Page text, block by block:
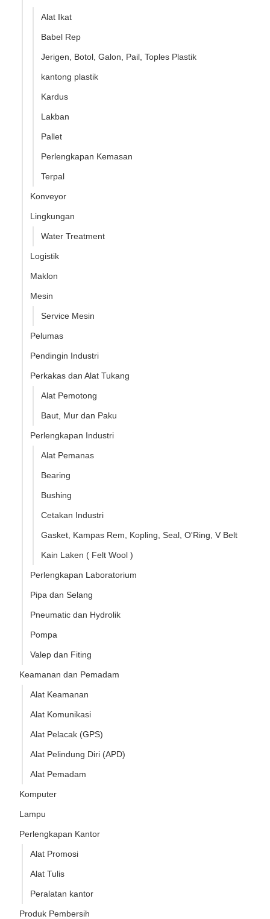
Alat Ikat
Babel Rep
Jerigen, Botol, Galon, Pail, Toples Plastik
kantong plastik
Kardus
Lakban
Pallet
Perlengkapan Kemasan
Terpal
Konveyor
Lingkungan
Water Treatment
Logistik
Maklon
Mesin
Service Mesin
Pelumas
Pendingin Industri
Perkakas dan Alat Tukang
Alat Pemotong
Baut, Mur dan Paku
Perlengkapan Industri
Alat Pemanas
Bearing
Bushing
Cetakan Industri
Gasket, Kampas Rem, Kopling, Seal, O'Ring, V Belt
Kain Laken ( Felt Wool )
Perlengkapan Laboratorium
Pipa dan Selang
Pneumatic dan Hydrolik
Pompa
Valep dan Fiting
Keamanan dan Pemadam
Alat Keamanan
Alat Komunikasi
Alat Pelacak (GPS)
Alat Pelindung Diri (APD)
Alat Pemadam
Komputer
Lampu
Perlengkapan Kantor
Alat Promosi
Alat Tulis
Peralatan kantor
Produk Pembersih